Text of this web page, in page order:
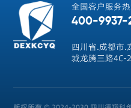
全国客户服务
400-9937-
四川省.成都市.
城龙腾三路4C-2